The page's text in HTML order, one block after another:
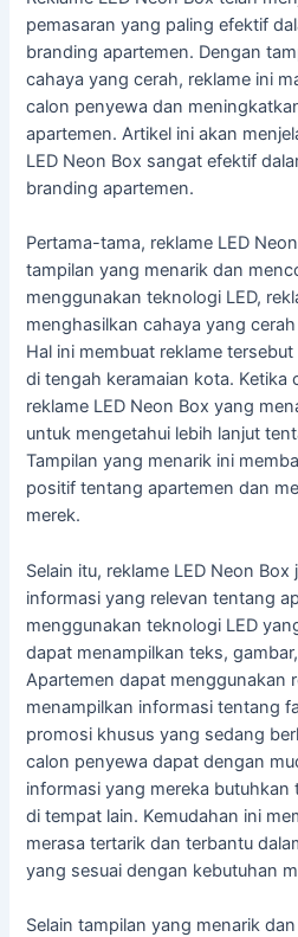
pemasaran yang paling efektif
branding apartemen. Dengan
cahaya yang cerah, reklame ini
calon penyewa dan
apartemen. Artikel ini akan
LED Neon Box sangat efektif
branding apartemen.
Pertama-tama, reklame LED
tampilan yang menarik dan
menggunakan teknologi LED,
menghasilkan cahaya yang
Hal ini membuat reklame
di tengah keramaian kota. Ketika
reklame LED Neon Box yang
untuk mengetahui lebih lanjut
Tampilan yang menarik ini
positif tentang apartemen dan
merek.
Selain itu, reklame LED Neon
informasi yang relevan tentang
menggunakan teknologi LED
dapat menampilkan teks,
Apartemen dapat menggunakan
menampilkan informasi tentang
promosi khusus yang sedang
calon penyewa dapat dengan
informasi yang mereka
di tempat lain. Kemudahan ini
merasa tertarik dan terbantu
yang sesuai dengan kebutuhan
Selain tampilan yang menarik